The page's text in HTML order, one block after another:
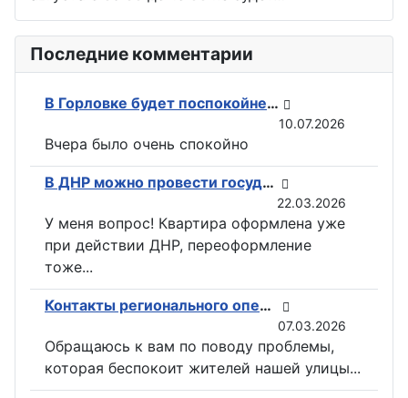
Последние комментарии
В Горловке будет поспокойней: ВС РФ возвели флаги на всех ключевых точках при освобождении Константиновки
10.07.2026
Вчера было очень спокойно
В ДНР можно провести государственную регистрацию прав на недвижимость в электронном виде
22.03.2026
У меня вопрос! Квартира оформлена уже
при действии ДНР, переоформление
тоже...
Контакты регионального оператора по вывозу ТКО ГУП «ДОНСНАБКОМПЛЕКТ» в Горловке
07.03.2026
Обращаюсь к вам по поводу проблемы,
которая беспокоит жителей нашей улицы...